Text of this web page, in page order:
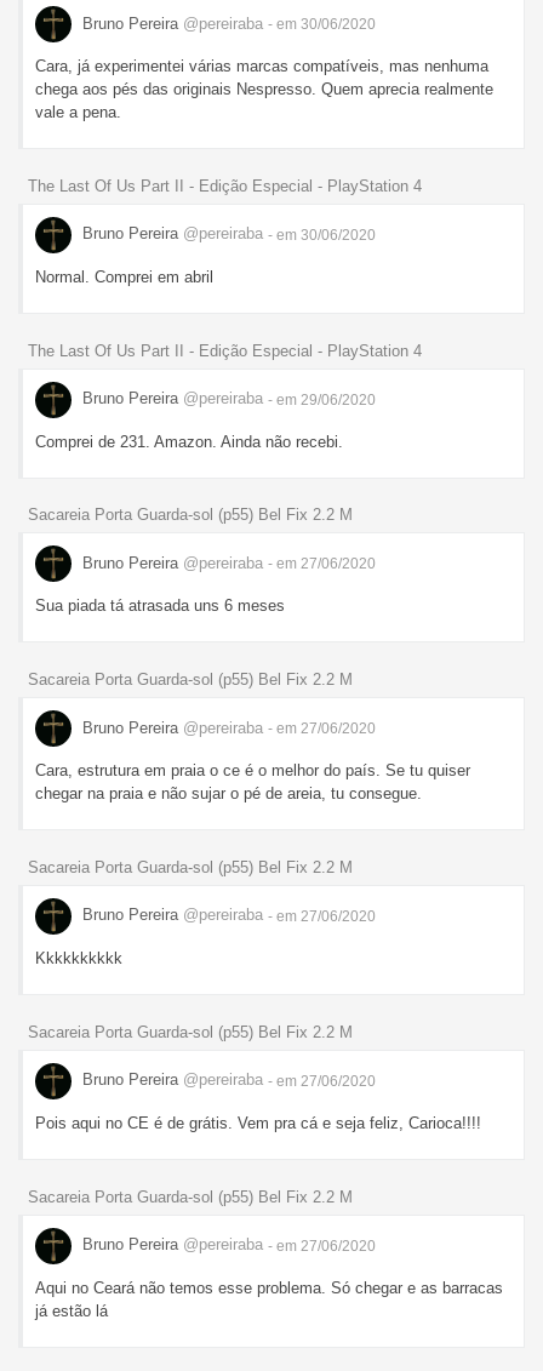
Bruno Pereira @pereiraba - em 30/06/2020
Cara, já experimentei várias marcas compatíveis, mas nenhuma
chega aos pés das originais Nespresso. Quem aprecia realmente
vale a pena.
The Last Of Us Part II - Edição Especial - PlayStation 4
Bruno Pereira @pereiraba - em 30/06/2020
Normal. Comprei em abril
The Last Of Us Part II - Edição Especial - PlayStation 4
Bruno Pereira @pereiraba - em 29/06/2020
Comprei de 231. Amazon. Ainda não recebi.
Sacareia Porta Guarda-sol (p55) Bel Fix 2.2 M
Bruno Pereira @pereiraba - em 27/06/2020
Sua piada tá atrasada uns 6 meses
Sacareia Porta Guarda-sol (p55) Bel Fix 2.2 M
Bruno Pereira @pereiraba - em 27/06/2020
Cara, estrutura em praia o ce é o melhor do país. Se tu quiser
chegar na praia e não sujar o pé de areia, tu consegue.
Sacareia Porta Guarda-sol (p55) Bel Fix 2.2 M
Bruno Pereira @pereiraba - em 27/06/2020
Kkkkkkkkkk
Sacareia Porta Guarda-sol (p55) Bel Fix 2.2 M
Bruno Pereira @pereiraba - em 27/06/2020
Pois aqui no CE é de grátis. Vem pra cá e seja feliz, Carioca!!!!
Sacareia Porta Guarda-sol (p55) Bel Fix 2.2 M
Bruno Pereira @pereiraba - em 27/06/2020
Aqui no Ceará não temos esse problema. Só chegar e as barracas
já estão lá